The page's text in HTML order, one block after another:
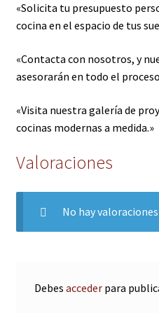
«Solicita tu presupuesto
cocina en el espacio de tus
«Contacta con nosotros, y
asesorarán en todo el
«Visita nuestra galería de
cocinas modernas a medida.»
Valoraciones
No hay
Debes accederpara